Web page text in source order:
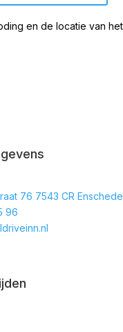
76 7543 CR Enschede
96